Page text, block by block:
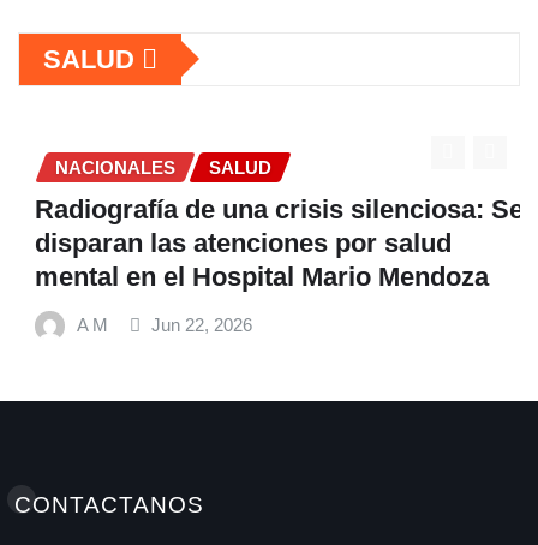
SALUD
NACIONALES SALUD
Radiografía de una crisis silenciosa: Se
disparan las atenciones por salud
mental en el Hospital Mario Mendoza
A M Jun 22, 2026
CONTACTANOS